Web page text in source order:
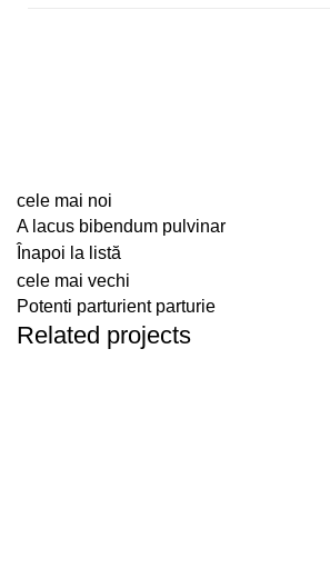
cele mai noi
A lacus bibendum pulvinar
Înapoi la listă
cele mai vechi
Potenti parturient parturie
Related projects